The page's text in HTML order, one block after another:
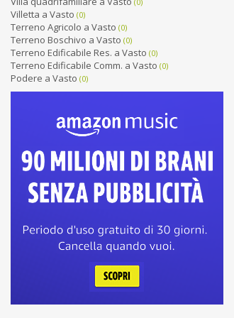
Villetta a Vasto (0)
Terreno Agricolo a Vasto (0)
Terreno Boschivo a Vasto (0)
Terreno Edificabile Res. a Vasto (0)
Terreno Edificabile Comm. a Vasto (0)
Podere a Vasto (0)